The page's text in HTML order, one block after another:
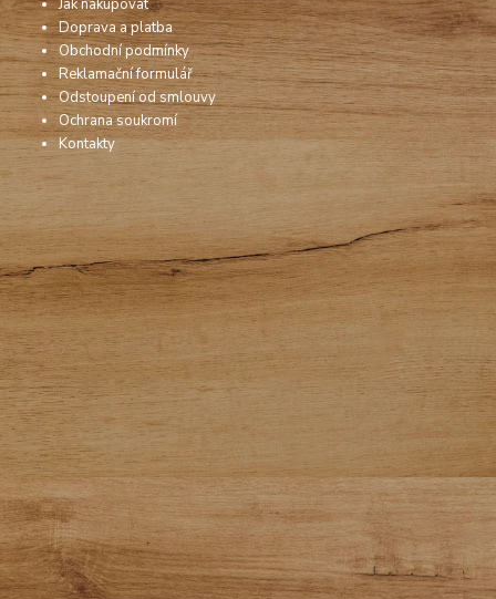
Jak nakupovat
Doprava a platba
Obchodní podmínky
Reklamační formulář
Odstoupení od smlouvy
Ochrana soukromí
Kontakty